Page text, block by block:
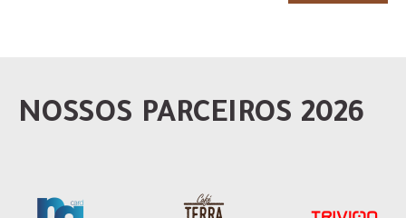
NOSSOS PARCEIROS 2026